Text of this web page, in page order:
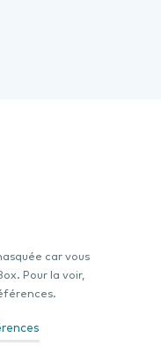
car vous
Pour la voir,